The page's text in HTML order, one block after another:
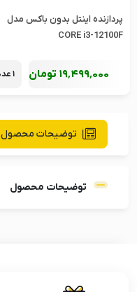
پردازنده اینتل بدون باکس مدل
CORE i3-12100F
19٬499٬000 تومان 1 عدد
توضیحات محصول
توضیحات محصول